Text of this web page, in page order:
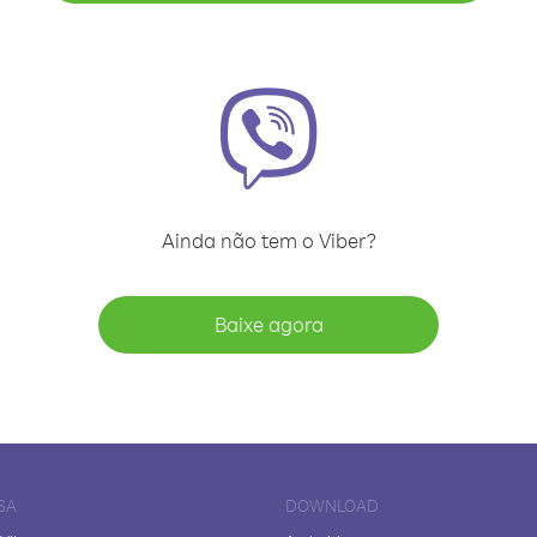
Ainda não tem o Viber?
Baixe agora
DOWNLOAD